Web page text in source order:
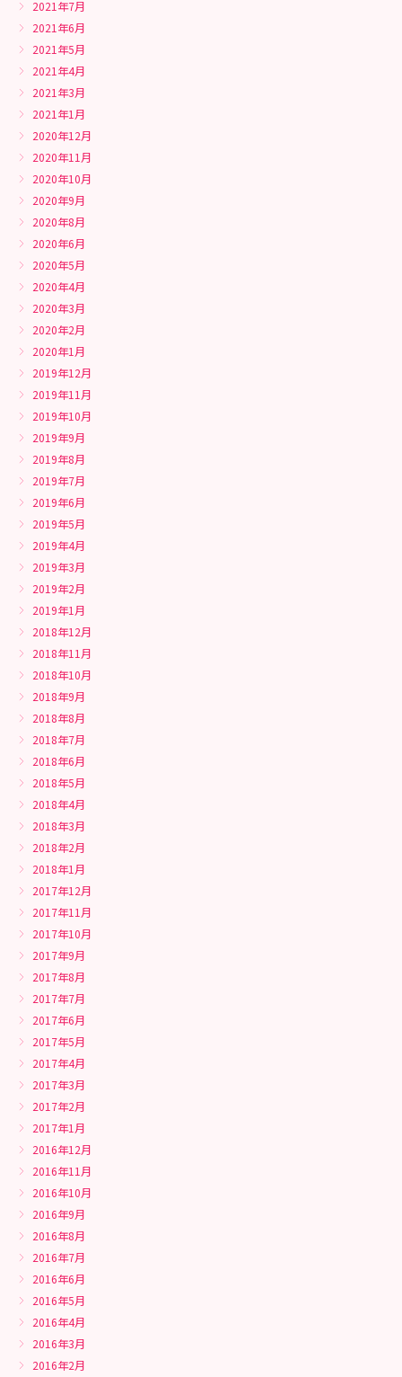
2021年7月
2021年6月
2021年5月
2021年4月
2021年3月
2021年1月
2020年12月
2020年11月
2020年10月
2020年9月
2020年8月
2020年6月
2020年5月
2020年4月
2020年3月
2020年2月
2020年1月
2019年12月
2019年11月
2019年10月
2019年9月
2019年8月
2019年7月
2019年6月
2019年5月
2019年4月
2019年3月
2019年2月
2019年1月
2018年12月
2018年11月
2018年10月
2018年9月
2018年8月
2018年7月
2018年6月
2018年5月
2018年4月
2018年3月
2018年2月
2018年1月
2017年12月
2017年11月
2017年10月
2017年9月
2017年8月
2017年7月
2017年6月
2017年5月
2017年4月
2017年3月
2017年2月
2017年1月
2016年12月
2016年11月
2016年10月
2016年9月
2016年8月
2016年7月
2016年6月
2016年5月
2016年4月
2016年3月
2016年2月